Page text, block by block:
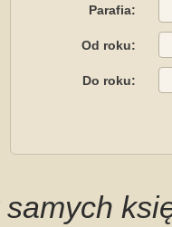
Parafia:
Od roku:
Do roku: